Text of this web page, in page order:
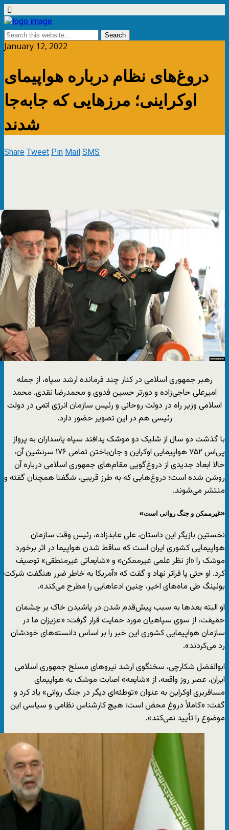
January 12, 2022
دروغ‌های نظام درباره هواپیمای
اوکراینی؛ مرزهایی که جابه‌جا
شدند
ShareTweetPinMailSMS
رهبر جمهوری اسلامی در کنار چند فرمانده ارشد سپاه، از جمله
امیرعلی حاجی‌زاده و دورتر حسین فدوی و محمدرضا نقدی. محمد
اسلامی وزیر راه در دولت روحانی و رئیس سازمان انرژی اتمی در دولت
رئیسی هم در این تصویر حضور دارد.
با گذشت دو سال از شلیک دو موشک پدافند سپاه پاسداران به پرواز
پی‌اس ۷۵۲ هواپیمایی اوکراین و جان‌باختن تمامی ۱۷۶ سرنشین آن،
حالا ابعاد جدیدی از دروغ‌گویی مقام‌های جمهوری اسلامی درباره آن
روشن شده است؛ دروغ‌هایی که به طرز قریبی، شگفتا همچنان گفته و
منتشر می‌شوند.
«غیرممکن و جنگ روانی است»
نخستین بازیگر این داستان، علی عابدزاده، رئیس وقت سازمان
هواپیمایی کشوری ایران است که ساقط شدن هواپیما در اثر برخورد
موشک را «از نظر علمی غیرممکن» و «شایعاتی غیرمنطقی» توصیف
کرد. او حتی پا فراتر نهاد و گفت که «آمریکا به خاطر ضرر هنگفت شرکت
بوئینگ طی ماه‌های اخیر، چنین ادعاهایی را مطرح می‌کند».
او البته بعدها به سبب پیش‌قدم شدن در پاشیدن خاک بر چشمان
حقیقت، از سوی سپاهیان مورد حمایت قرار گرفت: «عزیزان ما در
سازمان هواپیمایی کشوری این خبر را بر اساس دانسته‌های خودشان
رد می‌کردند».
ابوالفضل شکارچی،‌ سخنگوی ارشد نیروهای مسلح جمهوری اسلامی
ایران، عصر روز واقعه،‌ از «شایعه» اصابت موشک به هواپیمای
مسافربری اوکراین به عنوان «توطئه‌ای دیگر در جنگ روانی» یاد کرد و
گفت: «کاملاً دروغ محض است؛ هیچ کارشناس نظامی و سیاسی این
موضوع را تأیید نمی‌کند».